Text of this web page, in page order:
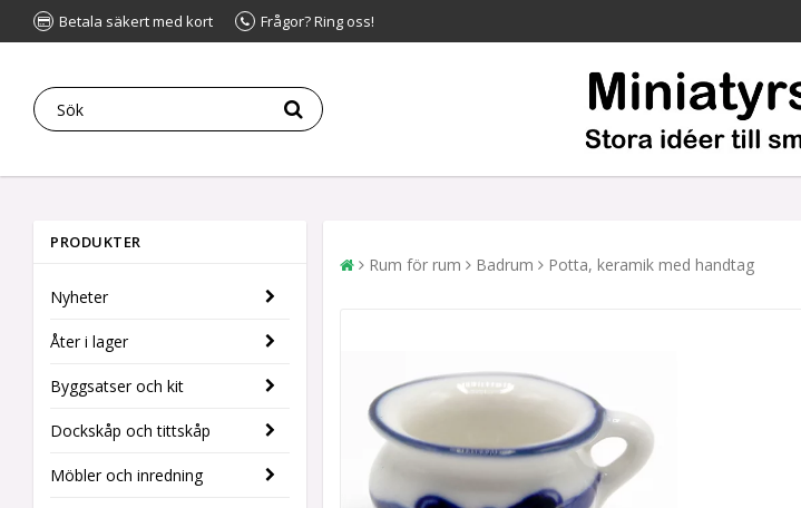
Betala säkert med kort Frågor? Ring oss!
PRODUKTER
Nyheter
Åter i lager
Byggsatser och kit
Dockskåp och tittskåp
Möbler och inredning
Rum för rum Badrum Potta, keramik med handtag